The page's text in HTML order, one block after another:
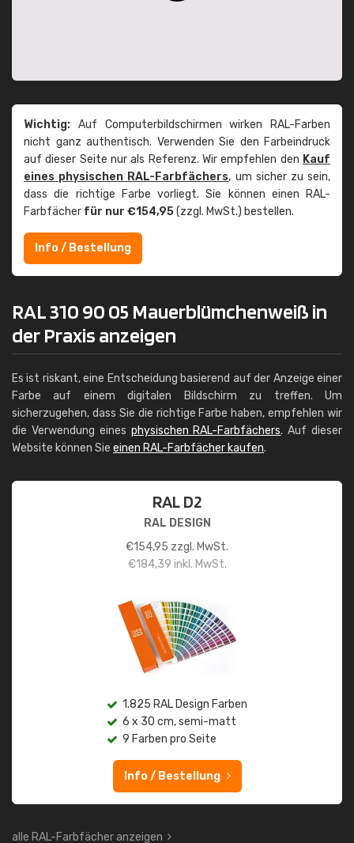
Wichtig: Auf Computerbildschirmen wirken RAL-Farben
nicht ganz authentisch. Verwenden Sie den Farbeindruck
auf dieser Seite nur als Referenz. Wir empfehlen den Kauf
eines physischen RAL-Farbfächers, um sicher zu sein,
dass die richtige Farbe vorliegt. Sie können einen RAL-
Farbfächer für nur €154,95(zzgl. MwSt.) bestellen.
Info / Bestellung
RAL 310 90 05 Mauerblümchenweiß in
der Praxis anzeigen
Es ist riskant, eine Entscheidung basierend auf der Anzeige einer
Farbe auf einem digitalen Bildschirm zu treffen. Um
sicherzugehen, dass Sie die richtige Farbe haben, empfehlen wir
die Verwendung eines physischen RAL-Farbfächers. Auf dieser
Website können Sie einen RAL-Farbfächer kaufen.
RAL D2
RAL DESIGN
€154,95 zzgl. MwSt.
€184,39 inkl. MwSt.
1.825 RAL Design Farben
6 x 30 cm, semi-matt
9 Farben pro Seite
Info / Bestellung
alle RAL-Farbfächer anzeigen